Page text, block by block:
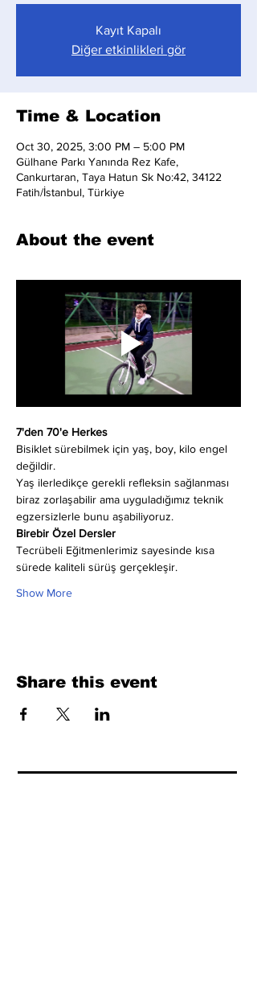
Kayıt Kapalı
Diğer etkinlikleri gör
Time & Location
Oct 30, 2025, 3:00 PM – 5:00 PM
Gülhane Parkı Yanında Rez Kafe,
Cankurtaran, Taya Hatun Sk No:42, 34122
Fatih/İstanbul, Türkiye
About the event
7'den 70'e Herkes
Bisiklet sürebilmek için yaş, boy, kilo engel
değildir.
Yaş ilerledikçe gerekli refleksin sağlanması
biraz zorlaşabilir ama uyguladığımız teknik
egzersizlerle bunu aşabiliyoruz.
Birebir Özel Dersler
Tecrübeli Eğitmenlerimiz sayesinde kısa
sürede kaliteli sürüş gerçekleşir.
Show More
Share this event
Fill Out the Form. We Will Get Back to